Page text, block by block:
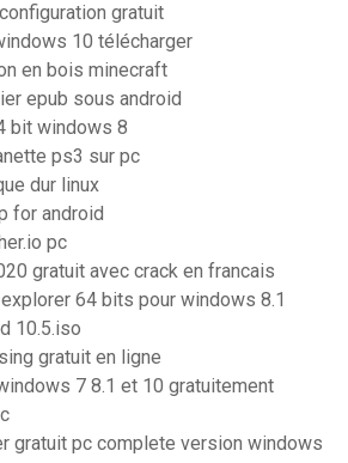
gratuit
10 télécharger
en bois minecraft
epub sous android
bit windows 8
ps3 sur pc
dur linux
for android
pc
gratuit avec crack en francais
64 bits pour windows 8.1
10.5.iso
gratuit en ligne
7 8.1 et 10 gratuitement
gratuit pc complete version windows